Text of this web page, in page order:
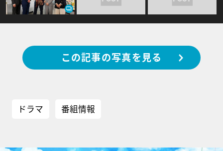
この記事の写真を見る
ドラマ 番組情報